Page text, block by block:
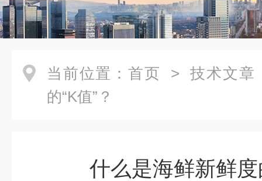
当前位置： 首页 > 技术文章
的“K值”？
什么是海鲜新鲜度